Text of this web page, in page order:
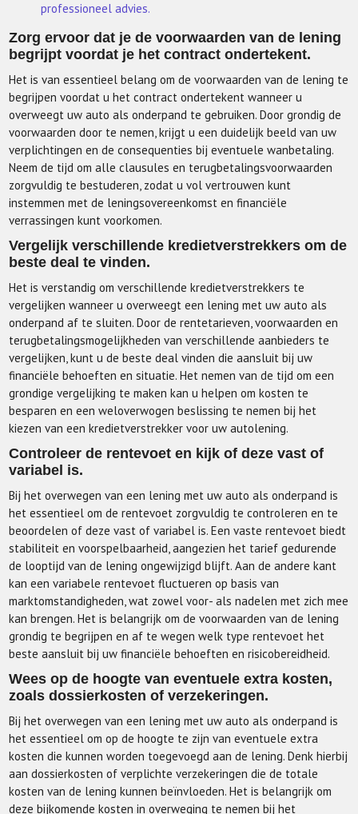
professioneel advies.
Zorg ervoor dat je de voorwaarden van de lening
begrijpt voordat je het contract ondertekent.
Het is van essentieel belang om de voorwaarden van de lening te
begrijpen voordat u het contract ondertekent wanneer u
overweegt uw auto als onderpand te gebruiken. Door grondig de
voorwaarden door te nemen, krijgt u een duidelijk beeld van uw
verplichtingen en de consequenties bij eventuele wanbetaling.
Neem de tijd om alle clausules en terugbetalingsvoorwaarden
zorgvuldig te bestuderen, zodat u vol vertrouwen kunt
instemmen met de leningsovereenkomst en financiële
verrassingen kunt voorkomen.
Vergelijk verschillende kredietverstrekkers om de
beste deal te vinden.
Het is verstandig om verschillende kredietverstrekkers te
vergelijken wanneer u overweegt een lening met uw auto als
onderpand af te sluiten. Door de rentetarieven, voorwaarden en
terugbetalingsmogelijkheden van verschillende aanbieders te
vergelijken, kunt u de beste deal vinden die aansluit bij uw
financiële behoeften en situatie. Het nemen van de tijd om een
grondige vergelijking te maken kan u helpen om kosten te
besparen en een weloverwogen beslissing te nemen bij het
kiezen van een kredietverstrekker voor uw autolening.
Controleer de rentevoet en kijk of deze vast of
variabel is.
Bij het overwegen van een lening met uw auto als onderpand is
het essentieel om de rentevoet zorgvuldig te controleren en te
beoordelen of deze vast of variabel is. Een vaste rentevoet biedt
stabiliteit en voorspelbaarheid, aangezien het tarief gedurende
de looptijd van de lening ongewijzigd blijft. Aan de andere kant
kan een variabele rentevoet fluctueren op basis van
marktomstandigheden, wat zowel voor- als nadelen met zich mee
kan brengen. Het is belangrijk om de voorwaarden van de lening
grondig te begrijpen en af te wegen welk type rentevoet het
beste aansluit bij uw financiële behoeften en risicobereidheid.
Wees op de hoogte van eventuele extra kosten,
zoals dossierkosten of verzekeringen.
Bij het overwegen van een lening met uw auto als onderpand is
het essentieel om op de hoogte te zijn van eventuele extra
kosten die kunnen worden toegevoegd aan de lening. Denk hierbij
aan dossierkosten of verplichte verzekeringen die de totale
kosten van de lening kunnen beïnvloeden. Het is belangrijk om
deze bijkomende kosten in overweging te nemen bij het